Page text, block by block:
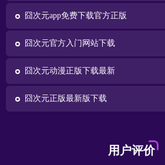
囧次元app免费下载官方正版
囧次元官方入门网站下载
囧次元动漫正版下载最新
囧次元正版最新版下载
用户评价